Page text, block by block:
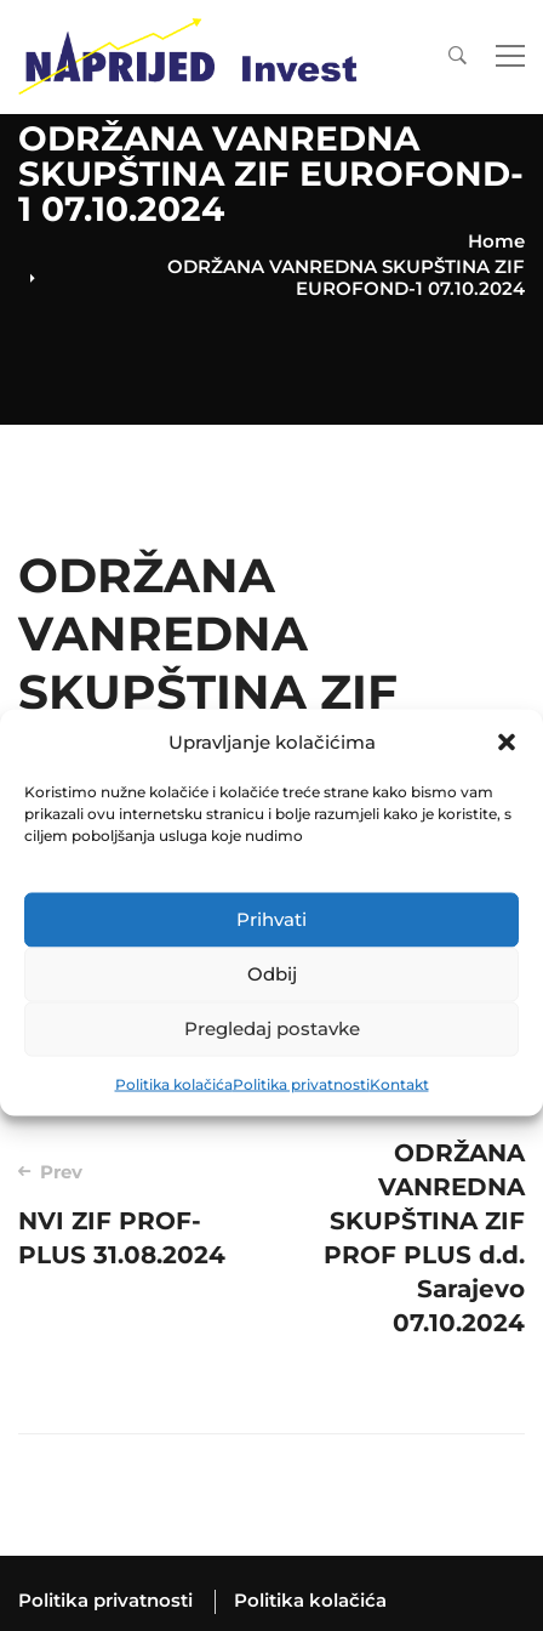
Upravljanje kolačićima
Koristimo nužne kolačiće i kolačiće treće strane kako bismo vam
prikazali ovu internetsku stranicu i bolje razumjeli kako je koristite, s
ciljem poboljšanja usluga koje nudimo
Prihvati
Odbij
Pregledaj postavke
Politika kolačićaPolitika privatnostiKontakt
ODRŽANA VANREDNA
SKUPŠTINA ZIF EUROFOND-
1 07.10.2024
Home
ODRŽANA VANREDNA SKUPŠTINA ZIF
EUROFOND-1 07.10.2024
ODRŽANA
VANREDNA
SKUPŠTINA ZIF
EUROFOND-1
07.10.2024
October 9, 2024
Share
Post
Prev
NVI ZIF PROF-
PLUS 31.08.2024
ODRŽANA
VANREDNA
SKUPŠTINA ZIF
PROF PLUS d.d.
Sarajevo
07.10.2024
Politika privatnosti Politika kolačića